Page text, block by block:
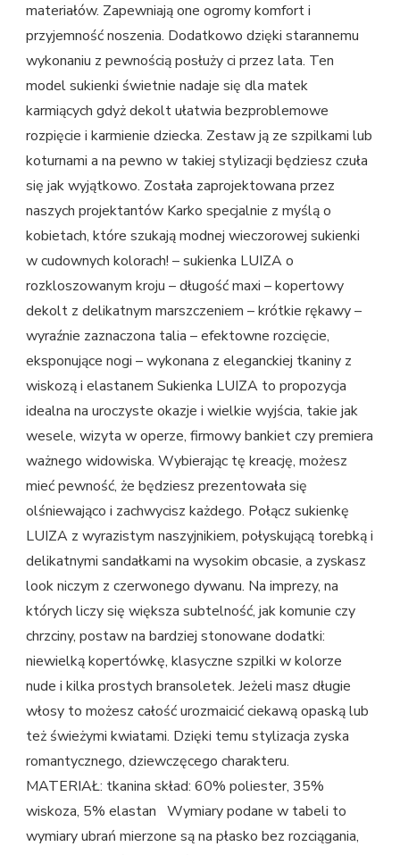
materiałów. Zapewniają one ogromy komfort i
przyjemność noszenia. Dodatkowo dzięki starannemu
wykonaniu z pewnością posłuży ci przez lata. Ten
model sukienki świetnie nadaje się dla matek
karmiących gdyż dekolt ułatwia bezproblemowe
rozpięcie i karmienie dziecka. Zestaw ją ze szpilkami lub
koturnami a na pewno w takiej stylizacji będziesz czuła
się jak wyjątkowo. Została zaprojektowana przez
naszych projektantów Karko specjalnie z myślą o
kobietach, które szukają modnej wieczorowej sukienki
w cudownych kolorach! – sukienka LUIZA o
rozkloszowanym kroju – długość maxi – kopertowy
dekolt z delikatnym marszczeniem – krótkie rękawy –
wyraźnie zaznaczona talia – efektowne rozcięcie,
eksponujące nogi – wykonana z eleganckiej tkaniny z
wiskozą i elastanem Sukienka LUIZA to propozycja
idealna na uroczyste okazje i wielkie wyjścia, takie jak
wesele, wizyta w operze, firmowy bankiet czy premiera
ważnego widowiska. Wybierając tę kreację, możesz
mieć pewność, że będziesz prezentowała się
olśniewająco i zachwycisz każdego. Połącz sukienkę
LUIZA z wyrazistym naszyjnikiem, połyskującą torebką i
delikatnymi sandałkami na wysokim obcasie, a zyskasz
look niczym z czerwonego dywanu. Na imprezy, na
których liczy się większa subtelność, jak komunie czy
chrzciny, postaw na bardziej stonowane dodatki:
niewielką kopertówkę, klasyczne szpilki w kolorze
nude i kilka prostych bransoletek. Jeżeli masz długie
włosy to możesz całość urozmaicić ciekawą opaską lub
też świeżymi kwiatami. Dzięki temu stylizacja zyska
romantycznego, dziewczęcego charakteru.
MATERIAŁ: tkanina skład: 60% poliester, 35%
wiskoza, 5% elastan Wymiary podane w tabeli to
wymiary ubrań mierzone są na płasko bez rozciągania,